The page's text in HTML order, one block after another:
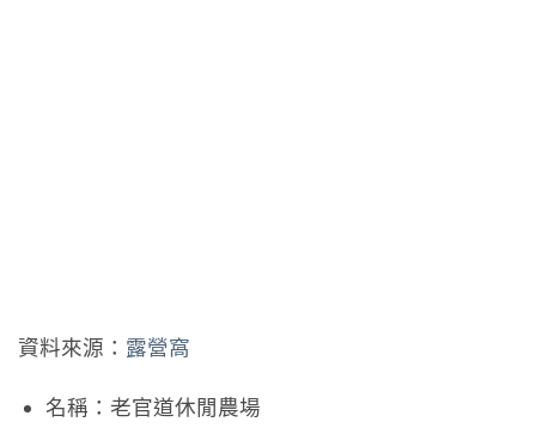
資料來源： 露營窩
名稱：老官道休閒農場